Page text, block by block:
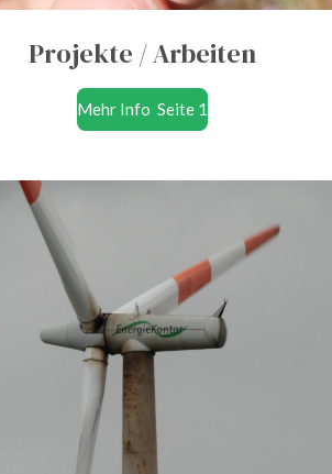
Projekte / Arbeiten
Mehr Info Seite 1